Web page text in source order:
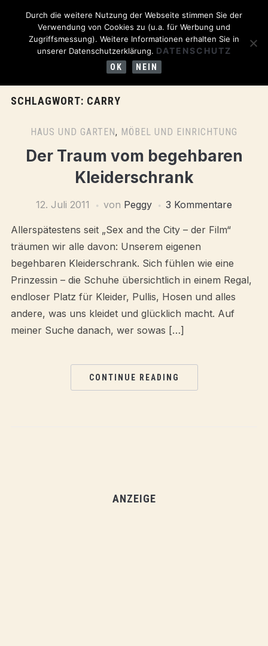
SCHLAGWORT: CARRY
HAUS UND GARTEN, MÖBEL UND EINRICHTUNG
Der Traum vom begehbaren
Kleiderschrank
12. Juli 2011 von Peggy 3 Kommentare
Allerspätestens seit „Sex and the City – der Film“
träumen wir alle davon: Unserem eigenen
begehbaren Kleiderschrank. Sich fühlen wie eine
Prinzessin – die Schuhe übersichtlich in einem Regal,
endloser Platz für Kleider, Pullis, Hosen und alles
andere, was uns kleidet und glücklich macht. Auf
meiner Suche danach, wer sowas […]
CONTINUE READING
ANZEIGE
Durch die weitere Nutzung der Webseite stimmen Sie der
Verwendung von Cookies zu (u.a. für Werbung und
Zugriffsmessung). Weitere Informationen erhalten Sie in
unserer Datenschutzerklärung. DATENSCHUTZ
OK NEIN